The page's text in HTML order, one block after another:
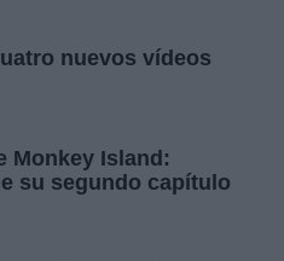
nuevos vídeos
Monkey Island:
su segundo capítulo